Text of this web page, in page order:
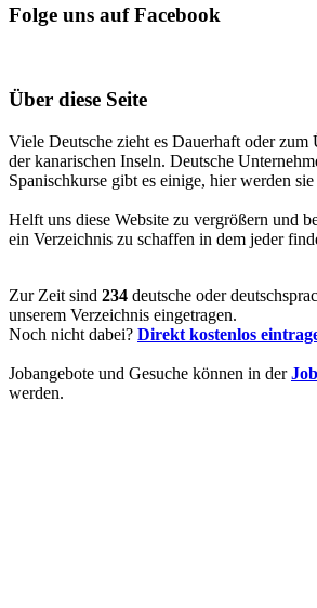
Folge uns auf Facebook
Über diese Seite
Viele Deutsche zieht es Dauerhaft oder
der kanarischen Inseln. Deutsche
Spanischkurse gibt es einige, hier werden
Helft uns diese Website zu vergrößern und
ein Verzeichnis zu schaffen in dem jeder
Zur Zeit sind 234 deutsche oder
unserem Verzeichnis eingetragen.
Noch nicht dabei? Direkt kostenlos
Jobangebote und Gesuche können in der
werden.